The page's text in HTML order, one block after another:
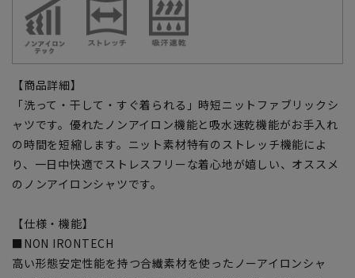
【商品詳細】
「洗って・干して・すぐ着られる」時短ニットファブリックシ
ャツです。優れたノンアイロン機能と吸水速乾機能がお手入れ
の時間を短縮します。ニット素材特有のストレッチ機能によ
り、一日中快適でストレスフリーな着心地が嬉しい、オススメ
のノンアイロンシャツです。
【仕様・機能】
■NON IRONTECH
高い形態安定性能を持つ合繊素材を使ったノーアイロンシャ